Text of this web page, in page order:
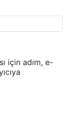
için adım, e-